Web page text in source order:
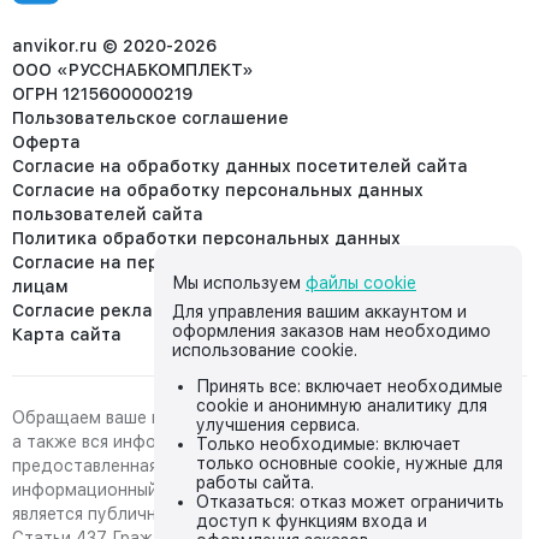
8 (953) 455-25-61
anvikor.ru © 2020-2026
ООО «РУССНАБКОМПЛЕКТ»
ОГРН 1215600000219
Пользовательское соглашение
Оферта
Согласие на обработку данных посетителей сайта
Согласие на обработку персональных данных
пользователей сайта
Политика обработки персональных данных
Согласие на передачу персональных данных третьим
лицам
Согласие реклама
Карта сайта
Обращаем ваше внимание на то, что данный интернет-сайт,
а также вся информация о товарах и ценах,
предоставленная на нём, носит исключительно
информационный характер и ни при каких условиях не
является публичной офертой, определяемой положениями
Мы используем файлы cookie
Для управления вашим аккаунтом и
оформления заказов нам необходимо
использование cookie.
Принять все: включает необходимые
cookie и анонимную аналитику для
улучшения сервиса.
Только необходимые: включает
только основные cookie, нужные для
работы сайта.
Отказаться: отказ может ограничить
доступ к функциям входа и